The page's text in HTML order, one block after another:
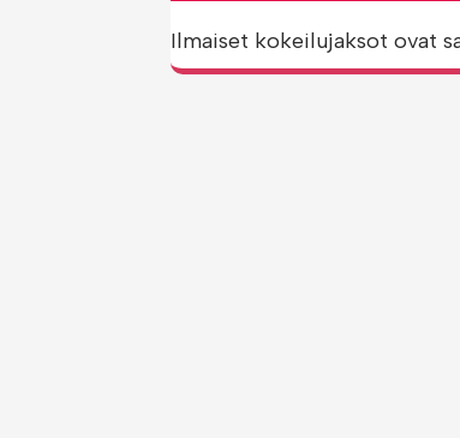
Ilmaiset kokeilujaksot ovat